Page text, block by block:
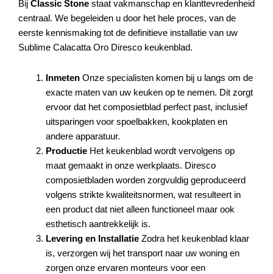
Bij Classic Stone staat vakmanschap en klanttevredenheid
centraal. We begeleiden u door het hele proces, van de
eerste kennismaking tot de definitieve installatie van uw
Sublime Calacatta Oro Diresco keukenblad.
Inmeten Onze specialisten komen bij u langs om de
exacte maten van uw keuken op te nemen. Dit zorgt
ervoor dat het composietblad perfect past, inclusief
uitsparingen voor spoelbakken, kookplaten en
andere apparatuur.
Productie Het keukenblad wordt vervolgens op
maat gemaakt in onze werkplaats. Diresco
composietbladen worden zorgvuldig geproduceerd
volgens strikte kwaliteitsnormen, wat resulteert in
een product dat niet alleen functioneel maar ook
esthetisch aantrekkelijk is.
Levering en Installatie Zodra het keukenblad klaar
is, verzorgen wij het transport naar uw woning en
zorgen onze ervaren monteurs voor een